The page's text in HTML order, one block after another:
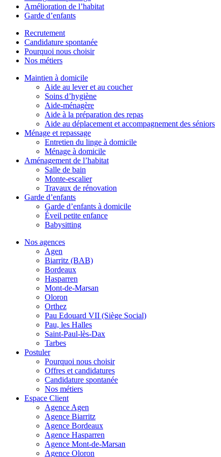
Amélioration de l’habitat
Garde d’enfants
Recrutement
Candidature spontanée
Pourquoi nous choisir
Nos métiers
Maintien à domicile
Aide au lever et au coucher
Soins d’hygiène
Aide-ménagère
Aide à la préparation des repas
Aide au déplacement et accompagnement des séniors
Ménage et repassage
Entretien du linge à domicile
Ménage à domicile
Aménagement de l’habitat
Salle de bain
Monte-escalier
Travaux de rénovation
Garde d’enfants
Garde d’enfants à domicile
Éveil petite enfance
Babysitting
Nos agences
Agen
Biarritz (BAB)
Bordeaux
Hasparren
Mont-de-Marsan
Oloron
Orthez
Pau Edouard VII (Siège Social)
Pau, les Halles
Saint-Paul-lès-Dax
Tarbes
Postuler
Pourquoi nous choisir
Offres et candidatures
Candidature spontanée
Nos métiers
Espace Client
Agence Agen
Agence Biarritz
Agence Bordeaux
Agence Hasparren
Agence Mont-de-Marsan
Agence Oloron